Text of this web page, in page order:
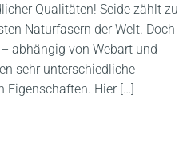
Qualitäten! Seide zählt zu
Naturfasern der Welt. Doch
abhängig von Webart und
sehr unterschiedliche
Eigenschaften. Hier […]